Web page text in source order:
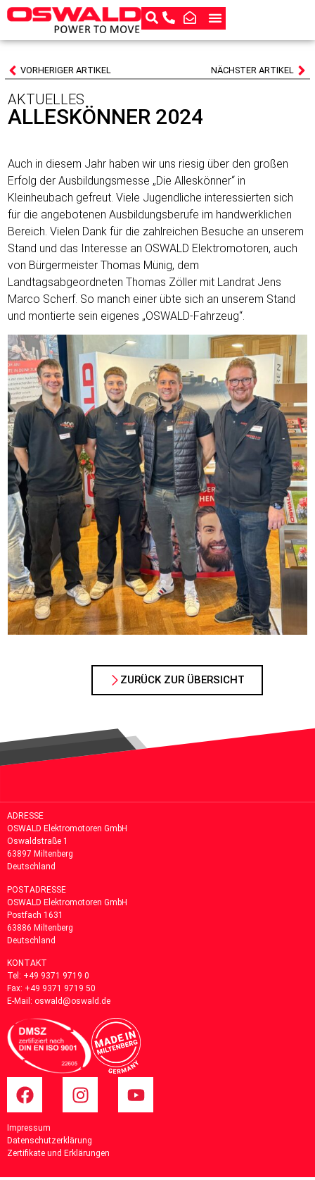
VORHERIGER ARTIKEL NÄCHSTER ARTIKEL
AKTUELLES
ALLESKÖNNER 2024
Auch in diesem Jahr haben wir uns riesig über den großen
Erfolg der Ausbildungsmesse „Die Alleskönner“ in
Kleinheubach gefreut. Viele Jugendliche interessierten sich
für die angebotenen Ausbildungsberufe im handwerklichen
Bereich. Vielen Dank für die zahlreichen Besuche an unserem
Stand und das Interesse an OSWALD Elektromotoren, auch
von Bürgermeister Thomas Münig, dem
Landtagsabgeordneten Thomas Zöller mit Landrat Jens
Marco Scherf. So manch einer übte sich an unserem Stand
und montierte sein eigenes „OSWALD-Fahrzeug“.
ZURÜCK ZUR ÜBERSICHT
ADRESSE
OSWALD Elektromotoren GmbH
Oswaldstraße 1
63897 Miltenberg
Deutschland
POSTADRESSE
OSWALD Elektromotoren GmbH
Postfach 1631
63886 Miltenberg
Deutschland
KONTAKT
Tel: +49 9371 9719 0
Fax: +49 9371 9719 50
E-Mail: oswald@oswald.de
Impressum
Datenschutzerklärung
Zertifikate und Erklärungen